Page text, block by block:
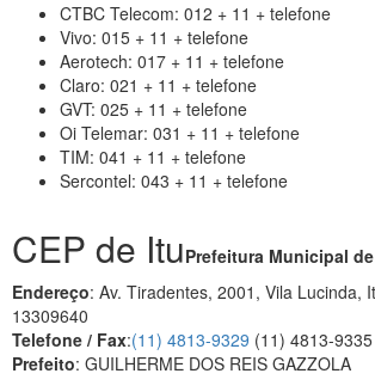
CTBC Telecom: 012 + 11 + telefone
Vivo: 015 + 11 + telefone
Aerotech: 017 + 11 + telefone
Claro: 021 + 11 + telefone
GVT: 025 + 11 + telefone
Oi Telemar: 031 + 11 + telefone
TIM: 041 + 11 + telefone
Sercontel: 043 + 11 + telefone
CEP de ItuPrefeitura Municipal
Endereço: Av. Tiradentes, 2001, Vila Lucinda,
13309640
Telefone / Fax:(11) 4813-9329 (11) 4813-9335
Prefeito: GUILHERME DOS REIS GAZZOLA